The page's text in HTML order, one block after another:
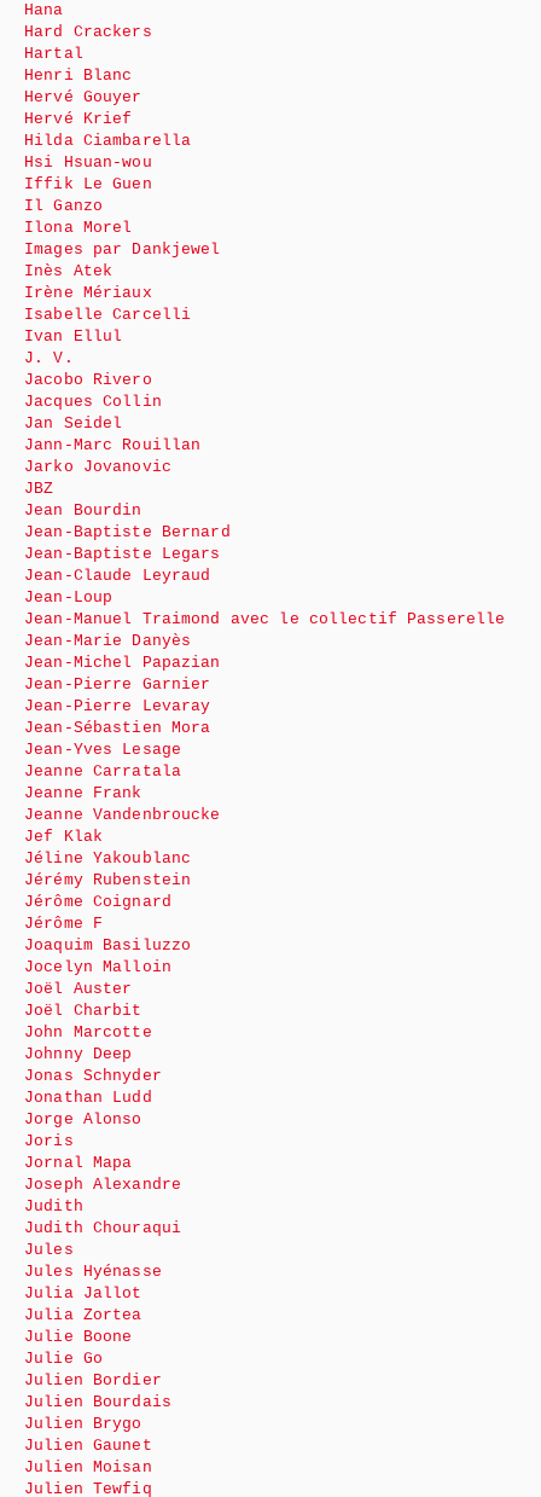
Hana
Hard Crackers
Hartal
Henri Blanc
Hervé Gouyer
Hervé Krief
Hilda Ciambarella
Hsi Hsuan-wou
Iffik Le Guen
Il Ganzo
Ilona Morel
Images par Dankjewel
Inès Atek
Irène Mériaux
Isabelle Carcelli
Ivan Ellul
J. V.
Jacobo Rivero
Jacques Collin
Jan Seidel
Jann-Marc Rouillan
Jarko Jovanovic
JBZ
Jean Bourdin
Jean-Baptiste Bernard
Jean-Baptiste Legars
Jean-Claude Leyraud
Jean-Loup
Jean-Manuel Traimond avec le collectif Passerelle
Jean-Marie Danyès
Jean-Michel Papazian
Jean-Pierre Garnier
Jean-Pierre Levaray
Jean-Sébastien Mora
Jean-Yves Lesage
Jeanne Carratala
Jeanne Frank
Jeanne Vandenbroucke
Jef Klak
Jéline Yakoublanc
Jérémy Rubenstein
Jérôme Coignard
Jérôme F
Joaquim Basiluzzo
Jocelyn Malloin
Joël Auster
Joël Charbit
John Marcotte
Johnny Deep
Jonas Schnyder
Jonathan Ludd
Jorge Alonso
Joris
Jornal Mapa
Joseph Alexandre
Judith
Judith Chouraqui
Jules
Jules Hyénasse
Julia Jallot
Julia Zortea
Julie Boone
Julie Go
Julien Bordier
Julien Bourdais
Julien Brygo
Julien Gaunet
Julien Moisan
Julien Tewfiq